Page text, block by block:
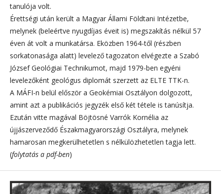
tanulója volt.
Érettségi után került a Magyar Állami Földtani Intézetbe,
melynek (beleértve nyugdíjas éveit is) megszakítás nélkül 57
éven át volt a munkatársa. Eközben 1964-től (részben
sorkatonasága alatt) levelező tagozaton elvégezte a Szabó
József Geológiai Technikumot, majd 1979-ben egyéni
levelezőként geológus diplomát szerzett az ELTE TTK-n.
A MÁFI-n belül először a Geokémiai Osztályon dolgozott,
amint azt a publikációs jegyzék első két tétele is tanúsítja.
Ezután vitte magával Böjtösné Varrók Kornélia az
újjászerveződő Északmagyarországi Osztályra, melynek
hamarosan megkerülhetetlen s nélkülözhetetlen tagja lett.
(folytatás a pdf-ben)